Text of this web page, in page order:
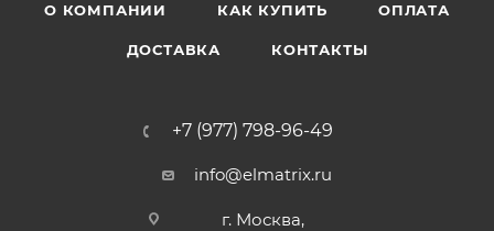
О КОМПАНИИ КАК КУПИТЬ ОПЛАТА
ДОСТАВКА КОНТАКТЫ
+7 (977) 798-96-49
info@elmatrix.ru
г. Москва,